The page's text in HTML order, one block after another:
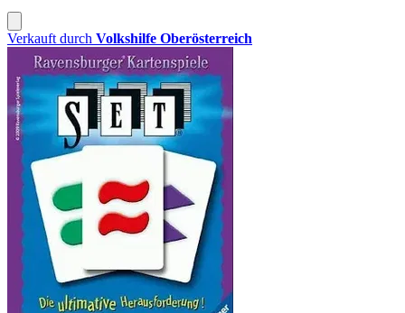
Verkauft durch Volkshilfe Oberösterreich